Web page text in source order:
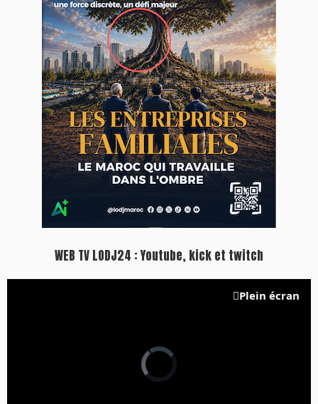
WEB TV LODJ24 : Youtube, kick et twitch
Plein écran